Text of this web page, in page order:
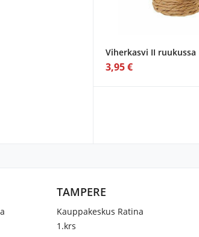
Viherkasvi II ruukussa
3,95 €
TAMPERE
Kauppakeskus Ratina
1.krs